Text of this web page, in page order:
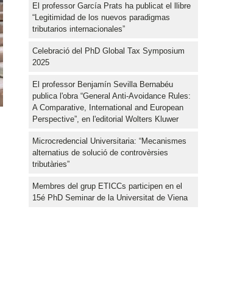
El professor García Prats ha publicat el llibre
“Legitimidad de los nuevos paradigmas
tributarios internacionales”
Celebració del PhD Global Tax Symposium
2025
El professor Benjamín Sevilla Bernabéu
publica l'obra “General Anti-Avoidance Rules:
A Comparative, International and European
Perspective”, en l'editorial Wolters Kluwer
Microcredencial Universitaria: “Mecanismes
alternatius de solució de controvèrsies
tributàries”
Membres del grup ETICCs participen en el
15é PhD Seminar de la Universitat de Viena